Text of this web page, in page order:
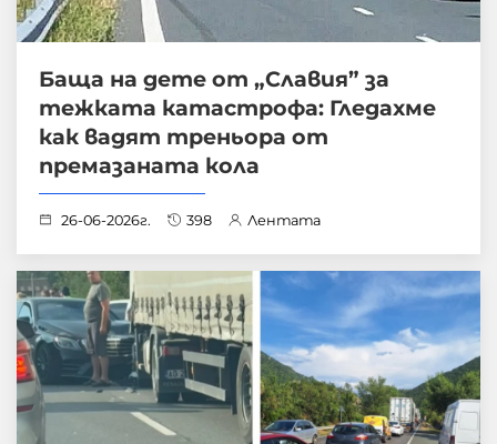
Баща на дете от „Славия” за
тежката катастрофа: Гледахме
как вадят треньора от
премазаната кола
26-06-2026г. 398 Лентата